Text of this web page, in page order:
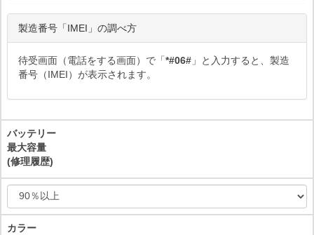
製造番号「IMEI」の調べ方
待受画面（電話をする画面）で「*#06# 」と入力すると、製造
番号（IMEI）が表示されます。
バッテリー
最大容量
(修理履歴)
カラー